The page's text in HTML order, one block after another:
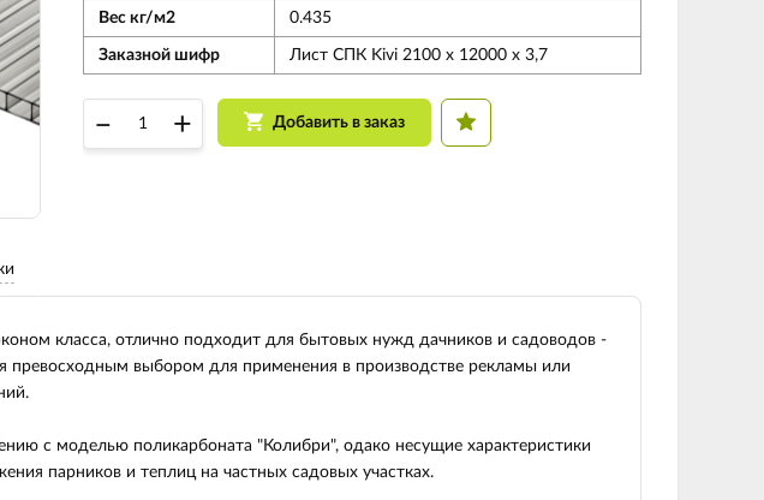
Вес кг/м2 0.435
Заказной шифр Лист СПК Kivi 2100 х 12000 х 3,7
– + Добавить в заказ
класса, отлично подходит для бытовых нужд дачников и садоводов -
превосходным выбором для применения в производстве рекламы или
с моделью поликарбоната "Колибри", одако несущие характеристики
парников и теплиц на частных садовых участках.